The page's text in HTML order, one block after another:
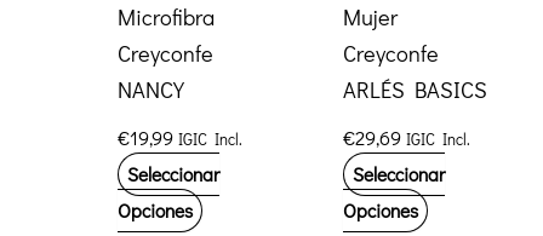
la
producto
producto
Microfibra
Creyconfe
NANCY
€19,99 IGIC Incl.
Seleccionar
Opciones Este
Mujer
Creyconfe
ARLÉS BASICS
€29,69 IGIC Incl.
Seleccionar
Opciones Este